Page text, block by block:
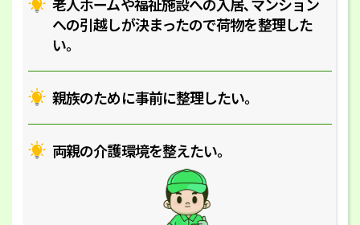
への引越しが決まったので荷物を整理した
い｡
親族のために事前に整理したい｡
両親の介護環境を整えたい｡